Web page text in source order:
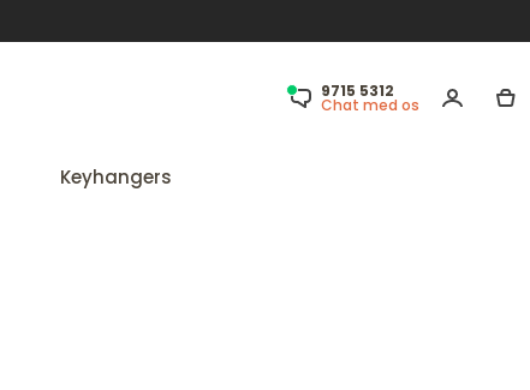
9715 5312
Chat med os
Keyhangers